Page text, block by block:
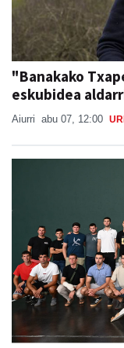
"Banakako
eskubidea
Aiurri abu 07, 12:00